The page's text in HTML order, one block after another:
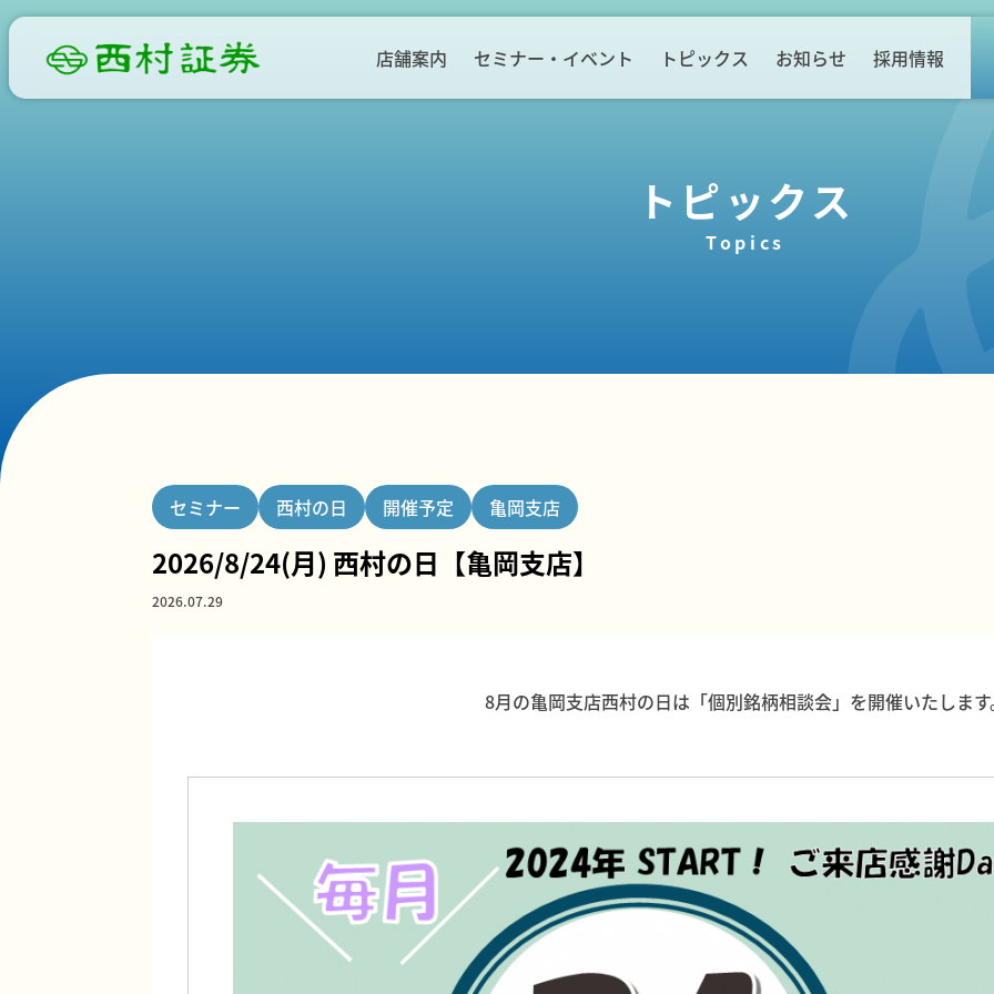
店舗案内 セミナー・イベント トピックス お知らせ 採用情報
トピックス
Topics
セミナー 西村の日 開催予定 亀岡支店
2026/8/24(月) 西村の日【亀岡支店】
2026.07.29
8月の亀岡支店西村の日は「個別銘柄相談会」を開催いたします